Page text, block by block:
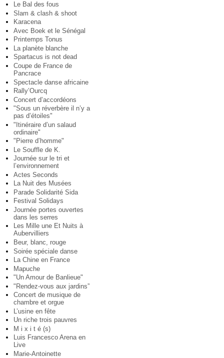
Le Bal des fous
Slam & clash & shoot
Karacena
Avec Boek et le Sénégal
Printemps Tonus
La planète blanche
Spartacus is not dead
Coupe de France de
Pancrace
Spectacle danse africaine
Rally’Ourcq
Concert d’accordéons
"Sous un réverbère il n’y a
pas d’étoiles"
"Itinéraire d’un salaud
ordinaire"
"Pierre d’homme"
Le Souffle de K.
Journée sur le tri et
l’environnement
Actes Seconds
La Nuit des Musées
Parade Solidarité Sida
Festival Solidays
Journée portes ouvertes
dans les serres
Les Mille une Et Nuits à
Aubervilliers
Beur, blanc, rouge
Soirée spéciale danse
La Chine en France
Mapuche
"Un Amour de Banlieue"
"Rendez-vous aux jardins”
Concert de musique de
chambre et orgue
L’usine en fête
Un riche trois pauvres
M i x i t é (s)
Luis Francesco Arena en
Live
Marie-Antoinette